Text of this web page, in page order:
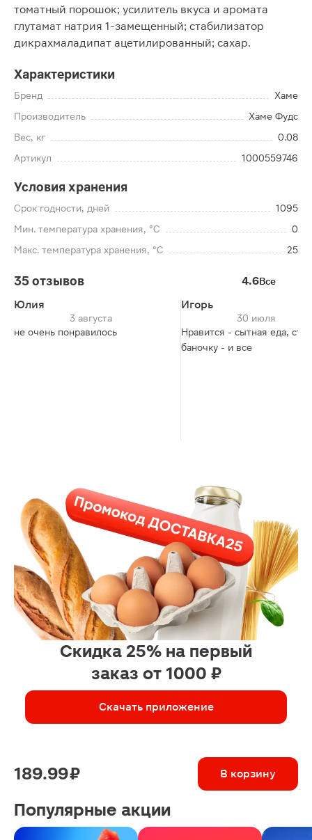
томатный порошок; усилитель вкуса и аромата
глутамат натрия 1-замещенный; стабилизатор
дикрахмаладипат ацетилированный; сахар.
Характеристики
Бренд
Хаме
Производитель
Хаме Фудс
Вес, кг
0.08
Артикул
1000559746
Условия хранения
Срок годности, дней
1095
Мин. температура хранения, °C
0
Макс. температура хранения, °C
25
35 отзывов 4.6Все
Юлия
3 августа
не очень понравилось
Игорь
30 июля
Нравится - сытная еда,
баночку - и все
Скидка 25% на первый
заказ от 1000 ₽
Скачать приложение
189.99 ₽ В корзину
Популярные акции